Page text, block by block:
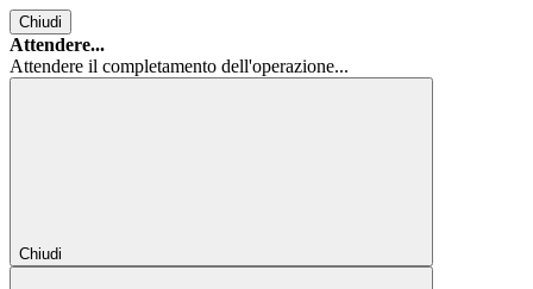
Chiudi
Attendere...
Attendere il completamento dell'operazione...
Chiudi